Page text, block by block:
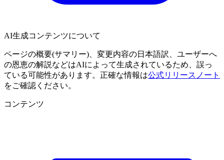
AI生成コンテンツについて
ページの概要(サマリー)、変更内容の日本語訳、ユーザーへ
の恩恵の解説などはAIによって生成されているため、誤っ
ている可能性があります。正確な情報は公式リリースノート
をご確認ください。
コンテンツ